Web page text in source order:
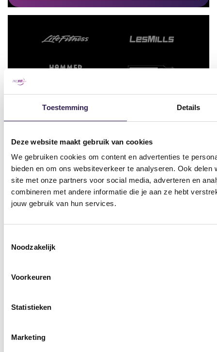
Toestemming Details
Deze website maakt gebruik van cookies
We gebruiken cookies om content en advertenties te
bieden en om ons websiteverkeer te analyseren. Ook
site met onze partners voor social media, adverteren en
combineren met andere informatie die je aan ze hebt
jouw gebruik van hun services.
Noodzakelijk
Voorkeuren
Statistieken
Marketing
Sportscholen
Sportschool Amsterdam
Sportschool Apeldoorn
Centrum
Sportschool Apeldoorn
Zuid
Sportschool Assen
Sportschool Dalfsen
Sportschool Ede
Sportschool Enschede
Sportschool Epe
Sportschool Hilversum
Sportschool Nieuw-
Vennep
Sportschool Nieuwegein